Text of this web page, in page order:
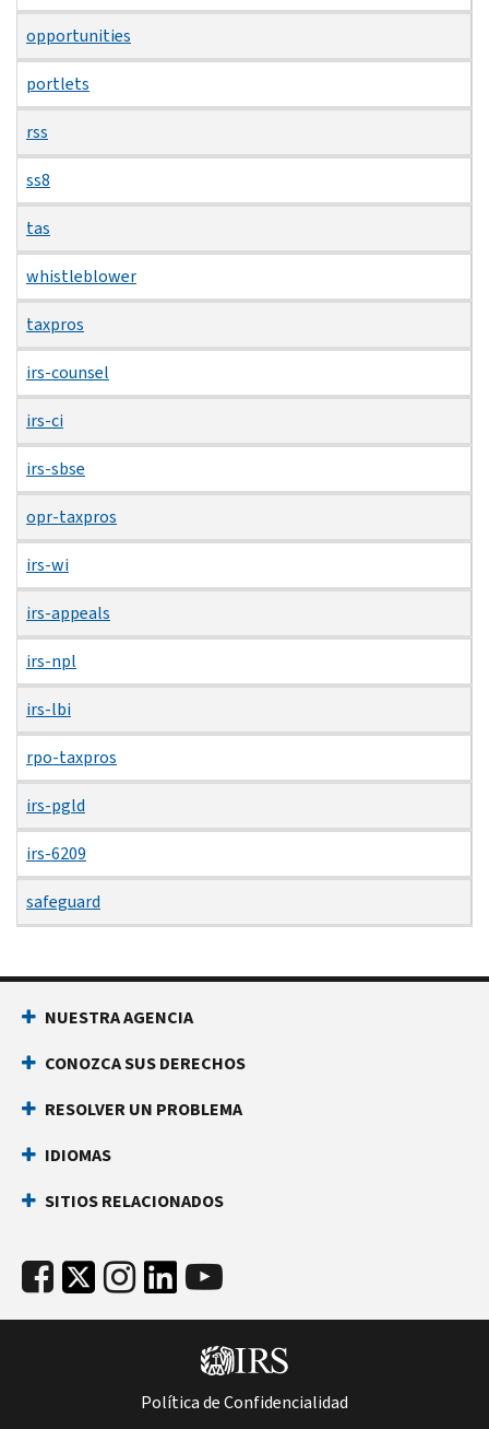
opportunities
portlets
rss
ss8
tas
whistleblower
taxpros
irs-counsel
irs-ci
irs-sbse
opr-taxpros
irs-wi
irs-appeals
irs-npl
irs-lbi
rpo-taxpros
irs-pgld
irs-6209
safeguard
NUESTRA AGENCIA
CONOZCA SUS DERECHOS
RESOLVER UN PROBLEMA
IDIOMAS
SITIOS RELACIONADOS
Política de Confidencialidad